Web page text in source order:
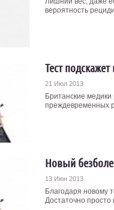
вероятность
Тест
21 Июл 2013
Британские
преждевременных
Новый
13 Июн 2013
Благодаря новому
Достаточно просто